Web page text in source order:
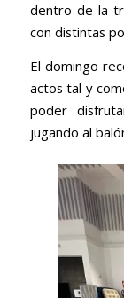
dentro de la
con distintas
El domingo
actos tal y
poder
jugando al